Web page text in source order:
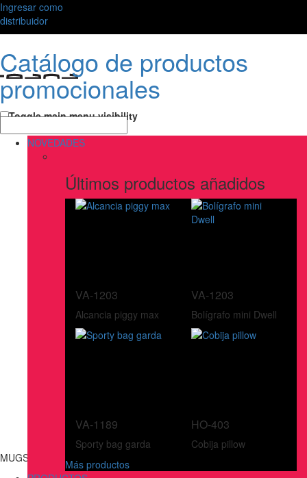
Ingresar como
distribuidor
Catálogo de productos
promocionales
Toggle main menu visibility
NOVEDADES
Últimos productos añadidos
VA-1203
Alcancia piggy max
VA-1203
Bolígrafo mini Dwell
VA-1189
Sporty bag garda
HO-403
Cobija pillow
Más productos
MUGS, BOTILITOS, VASOS & TERMOS